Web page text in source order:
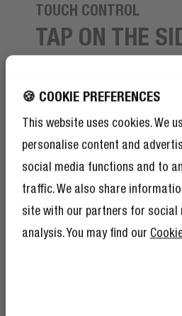
🍪 COOKIE PREFERENCES
This website uses cookies. We
personalise content and
social media functions and to
traffic. We also share
site with our partners for social
analysis. You may find our
TOUCH CONTROL
TAP ON THE
your connected device, but also
stay hands-free.